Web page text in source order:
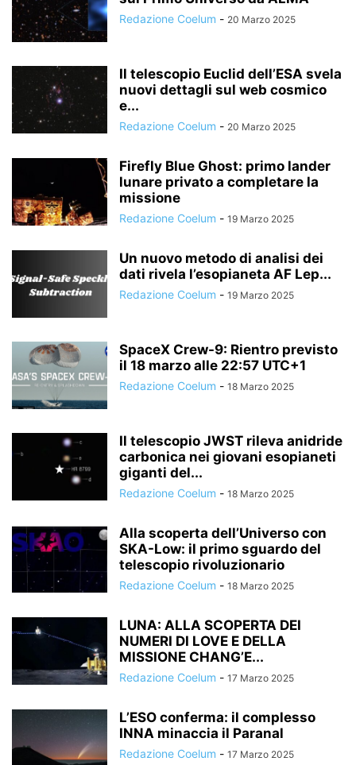
Redazione Coelum - 20 Marzo 2025
Il telescopio Euclid dell’ESA svela
nuovi dettagli sul web cosmico
e...
Redazione Coelum - 20 Marzo 2025
Firefly Blue Ghost: primo lander
lunare privato a completare la
missione
Redazione Coelum - 19 Marzo 2025
Un nuovo metodo di analisi dei
dati rivela l’esopianeta AF Lep...
Redazione Coelum - 19 Marzo 2025
SpaceX Crew-9: Rientro previsto
il 18 marzo alle 22:57 UTC+1
Redazione Coelum - 18 Marzo 2025
Il telescopio JWST rileva anidride
carbonica nei giovani esopianeti
giganti del...
Redazione Coelum - 18 Marzo 2025
Alla scoperta dell’Universo con
SKA-Low: il primo sguardo del
telescopio rivoluzionario
Redazione Coelum - 18 Marzo 2025
LUNA: ALLA SCOPERTA DEI
NUMERI DI LOVE E DELLA
MISSIONE CHANG’E...
Redazione Coelum - 17 Marzo 2025
L’ESO conferma: il complesso
INNA minaccia il Paranal
Redazione Coelum - 17 Marzo 2025